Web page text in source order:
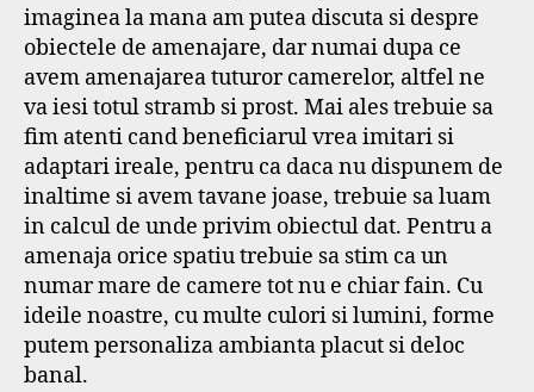
imaginea la mana am putea discuta si despre
obiectele de amenajare, dar numai dupa ce
avem amenajarea tuturor camerelor, altfel ne
va iesi totul stramb si prost. Mai ales trebuie sa
fim atenti cand beneficiarul vrea imitari si
adaptari ireale, pentru ca daca nu dispunem de
inaltime si avem tavane joase, trebuie sa luam
in calcul de unde privim obiectul dat. Pentru a
amenaja orice spatiu trebuie sa stim ca un
numar mare de camere tot nu e chiar fain. Cu
ideile noastre, cu multe culori si lumini, forme
putem personaliza ambianta placut si deloc
banal.